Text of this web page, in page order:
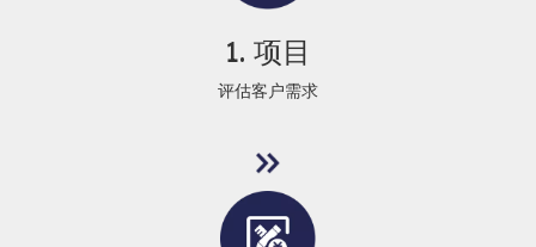
1. 项目​​​​​​​
评估客户需求